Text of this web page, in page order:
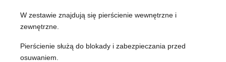
W zestawie znajdują się pierścienie wewnętrzne i
zewnętrzne.
Pierścienie służą do blokady i zabezpieczania przed
osuwaniem.